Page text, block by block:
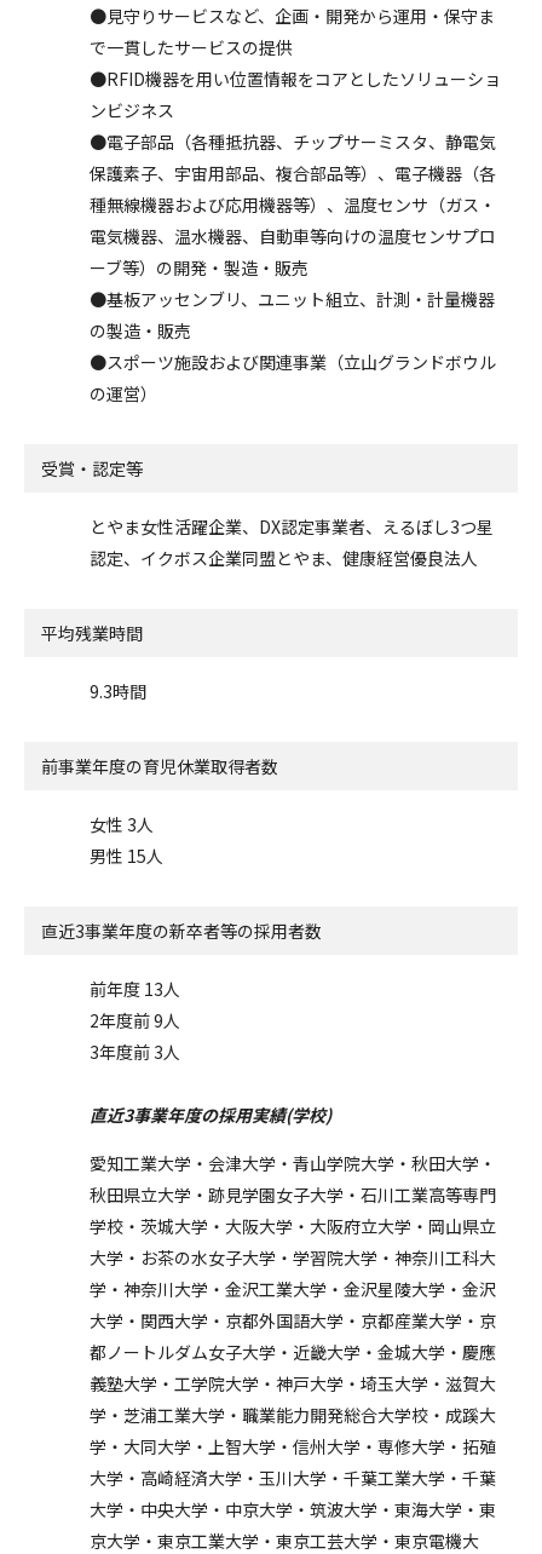
●見守りサービスなど、企画・開発から運用・保守ま
で一貫したサービスの提供
●RFID機器を用い位置情報をコアとしたソリューショ
ンビジネス
●電子部品（各種抵抗器、チップサーミスタ、静電気
保護素子、宇宙用部品、複合部品等）、電子機器（各
種無線機器および応用機器等）、温度センサ（ガス・
電気機器、温水機器、自動車等向けの温度センサプロ
ーブ等）の開発・製造・販売
●基板アッセンブリ、ユニット組立、計測・計量機器
の製造・販売
●スポーツ施設および関連事業（立山グランドボウル
の運営）
受賞・認定等
とやま女性活躍企業、DX認定事業者、えるぼし3つ星
認定、イクボス企業同盟とやま、健康経営優良法人
平均残業時間
9.3時間
前事業年度の育児休業取得者数
女性 3人
男性 15人
直近3事業年度の新卒者等の採用者数
前年度 13人
2年度前 9人
3年度前 3人
直近3事業年度の採用実績(学校)
愛知工業大学・会津大学・青山学院大学・秋田大学・
秋田県立大学・跡見学園女子大学・石川工業高等専門
学校・茨城大学・大阪大学・大阪府立大学・岡山県立
大学・お茶の水女子大学・学習院大学・神奈川工科大
学・神奈川大学・金沢工業大学・金沢星陵大学・金沢
大学・関西大学・京都外国語大学・京都産業大学・京
都ノートルダム女子大学・近畿大学・金城大学・慶應
義塾大学・工学院大学・神戸大学・埼玉大学・滋賀大
学・芝浦工業大学・職業能力開発総合大学校・成蹊大
学・大同大学・上智大学・信州大学・専修大学・拓殖
大学・高崎経済大学・玉川大学・千葉工業大学・千葉
大学・中央大学・中京大学・筑波大学・東海大学・東
京大学・東京工業大学・東京工芸大学・東京電機大